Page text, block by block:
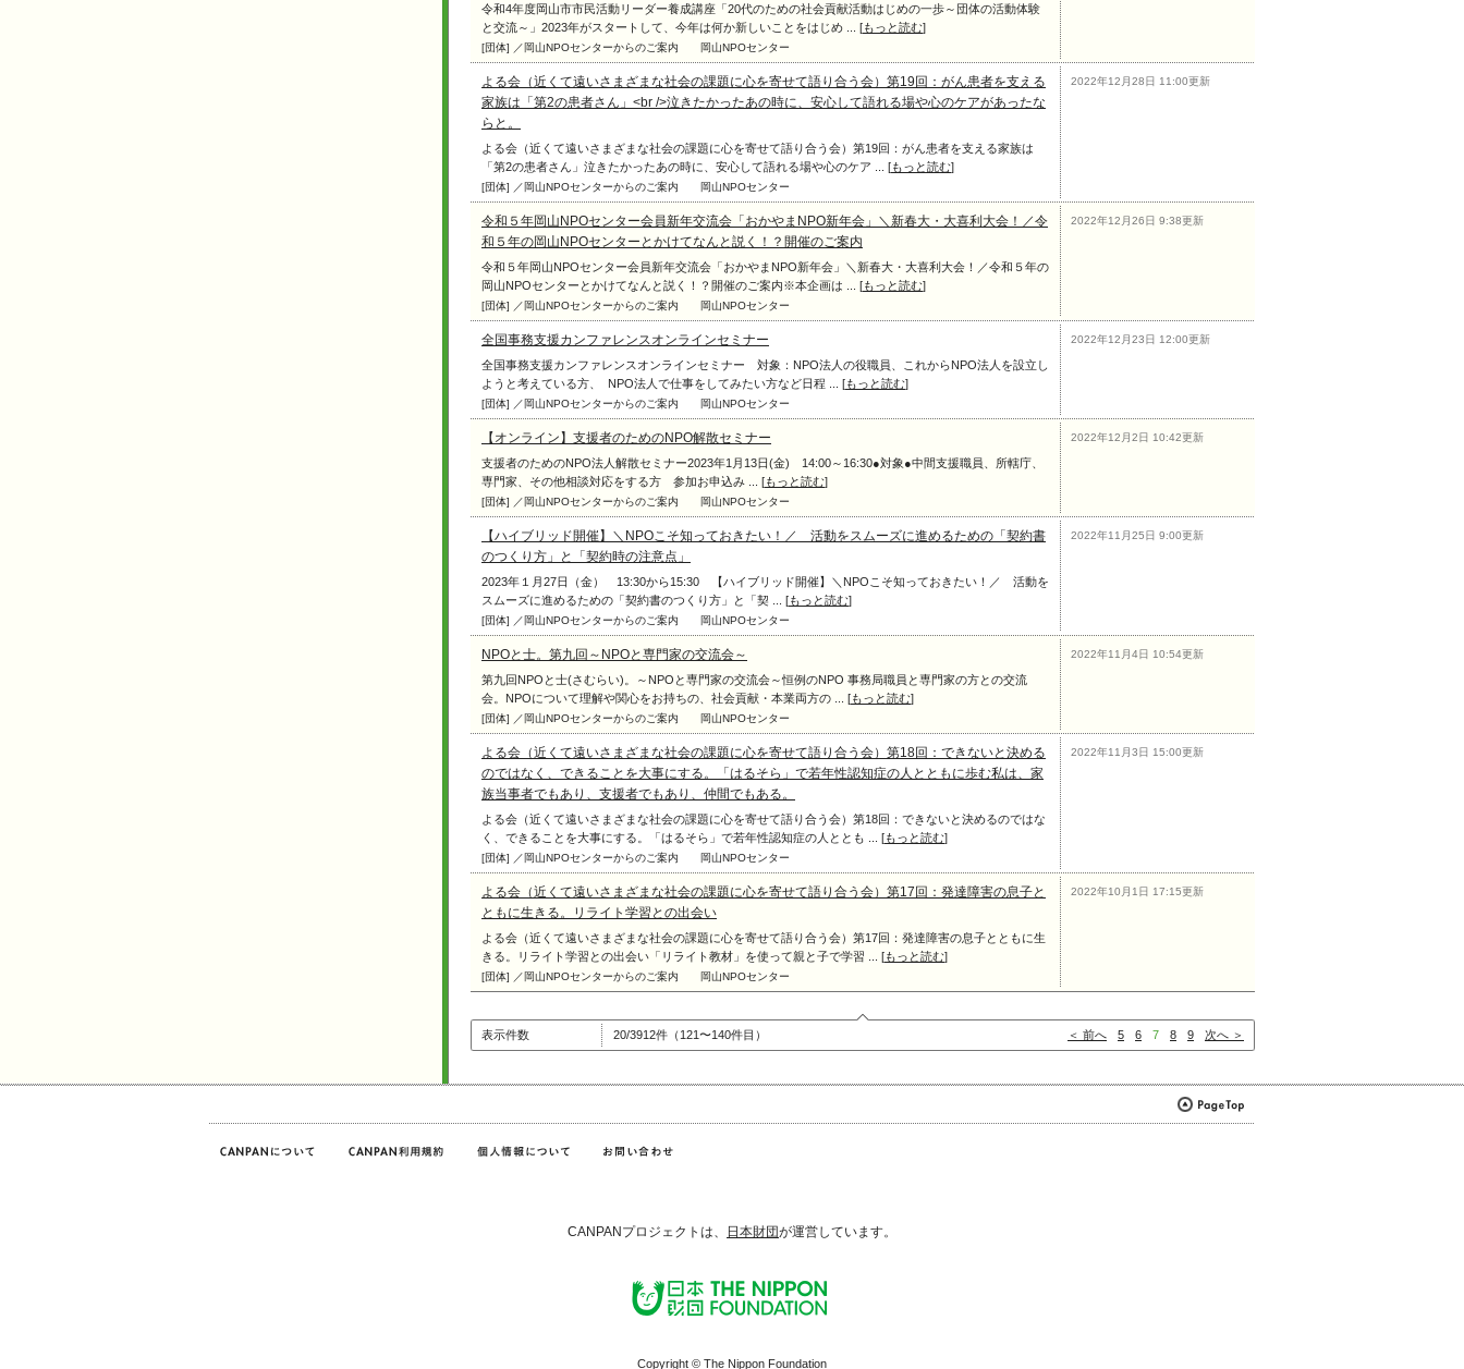
令和4年度岡山市市民活動リーダー養成講座「20代のための社会貢献活動はじめの一歩～団体の活動体験
と交流～」2023年がスタートして、今年は何か新しいことをはじめ ... [もっと読む]
[団体] ／岡山NPOセンターからのご案内 岡山NPOセンター
よる会（近くて遠いさまざまな社会の課題に心を寄せて語り合う会）第19回：がん患者を支える
家族は「第2の患者さん」<br />泣きたかったあの時に、安心して語れる場や心のケアがあったな
らと。
よる会（近くて遠いさまざまな社会の課題に心を寄せて語り合う会）第19回：がん患者を支える家族は
「第2の患者さん」泣きたかったあの時に、安心して語れる場や心のケア ... [もっと読む]
[団体] ／岡山NPOセンターからのご案内 岡山NPOセンター
2022年12月28日 11:00更新
令和５年岡山NPOセンター会員新年交流会「おかやまNPO新年会」＼新春大・大喜利大会！／令
和５年の岡山NPOセンターとかけてなんと説く！？開催のご案内
令和５年岡山NPOセンター会員新年交流会「おかやまNPO新年会」＼新春大・大喜利大会！／令和５年の
岡山NPOセンターとかけてなんと説く！？開催のご案内※本企画は ... [もっと読む]
[団体] ／岡山NPOセンターからのご案内 岡山NPOセンター
2022年12月26日 9:38更新
全国事務支援カンファレンスオンラインセミナー
全国事務支援カンファレンスオンラインセミナー 対象：NPO法人の役職員、これからNPO法人を設立し
ようと考えている方、 NPO法人で仕事をしてみたい方など日程 ... [もっと読む]
[団体] ／岡山NPOセンターからのご案内 岡山NPOセンター
2022年12月23日 12:00更新
【オンライン】支援者のためのNPO解散セミナー
支援者のためのNPO法人解散セミナー2023年1月13日(金) 14:00～16:30●対象●中間支援職員、所轄庁、
専門家、その他相談対応をする方 参加お申込み ... [もっと読む]
[団体] ／岡山NPOセンターからのご案内 岡山NPOセンター
2022年12月2日 10:42更新
【ハイブリッド開催】＼NPOこそ知っておきたい！／ 活動をスムーズに進めるための「契約書
のつくり方」と「契約時の注意点」
2023年１月27日（金） 13:30から15:30 【ハイブリッド開催】＼NPOこそ知っておきたい！／ 活動を
スムーズに進めるための「契約書のつくり方」と「契 ... [もっと読む]
[団体] ／岡山NPOセンターからのご案内 岡山NPOセンター
2022年11月25日 9:00更新
NPOと士。第九回～NPOと専門家の交流会～
第九回NPOと士(さむらい)。～NPOと専門家の交流会～恒例のNPO 事務局職員と専門家の方との交流
会。NPOについて理解や関心をお持ちの、社会貢献・本業両方の ... [もっと読む]
[団体] ／岡山NPOセンターからのご案内 岡山NPOセンター
2022年11月4日 10:54更新
よる会（近くて遠いさまざまな社会の課題に心を寄せて語り合う会）第18回：できないと決める
のではなく、できることを大事にする。「はるそら」で若年性認知症の人とともに歩む私は、家
族当事者でもあり、支援者でもあり、仲間でもある。
よる会（近くて遠いさまざまな社会の課題に心を寄せて語り合う会）第18回：できないと決めるのではな
く、できることを大事にする。「はるそら」で若年性認知症の人ととも ... [もっと読む]
[団体] ／岡山NPOセンターからのご案内 岡山NPOセンター
2022年11月3日 15:00更新
よる会（近くて遠いさまざまな社会の課題に心を寄せて語り合う会）第17回：発達障害の息子と
ともに生きる。リライト学習との出会い
よる会（近くて遠いさまざまな社会の課題に心を寄せて語り合う会）第17回：発達障害の息子とともに生
きる。リライト学習との出会い「リライト教材」を使って親と子で学習 ... [もっと読む]
[団体] ／岡山NPOセンターからのご案内 岡山NPOセンター
2022年10月1日 17:15更新
表示件数 20/3912件（121〜140件目） ＜ 前へ 5 6 7 8 9 次へ ＞
CANPANプロジェクトは、 日本財団が運営しています。
Copyright © The Nippon Foundation